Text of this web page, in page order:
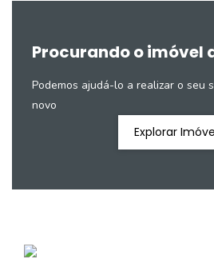
Procurando o imóvel
Podemos ajudá-lo a realizar o seu
novo
Explorar